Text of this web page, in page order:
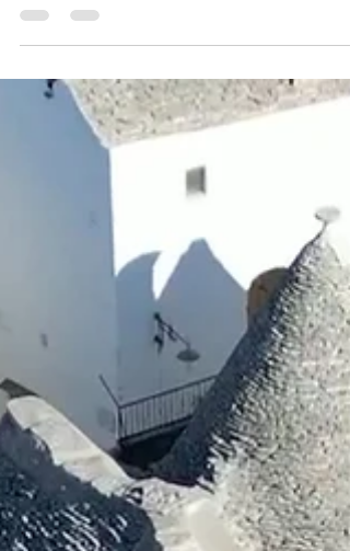
Itália - Perto da Puglia: Matera O título
começa com Puglia, porque Matera fica tão
pertinho da Puglia e é tão imperdível que a
gente tem...